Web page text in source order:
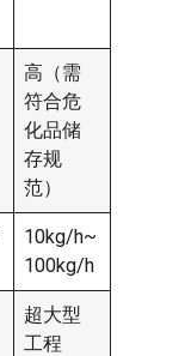
高（需
符合危
化品储
存规
范）
10kg/h~
100kg/h
超大型
工程